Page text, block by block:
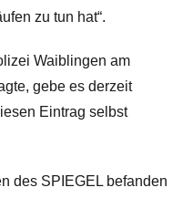
zu tun hat“.
Waiblingen am
gebe es derzeit
Eintrag selbst
des SPIEGEL befanden